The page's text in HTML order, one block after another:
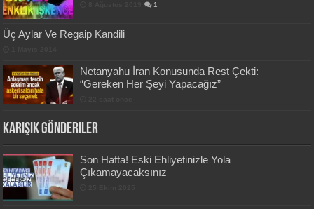
1
Üç Aylar Ve Regaip Kandili
Netanyahu İran Konusunda Rest Çekti:
“Gereken Her Şeyi Yapacağız”
Karışık Gönderiler
Son Hafta! Eski Ehliyetinizle Yola
Çıkamayacaksınız